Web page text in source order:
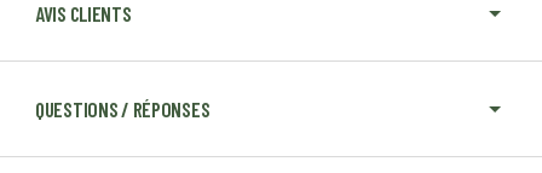
AVIS CLIENTS
QUESTIONS / RÉPONSES